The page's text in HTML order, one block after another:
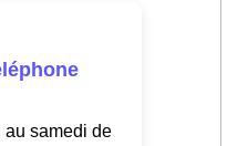
samedi de